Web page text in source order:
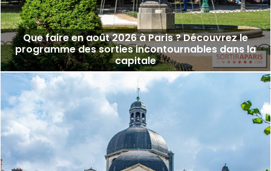
Que faire en août 2026 à Paris ? Découvrez le
programme des sorties incontournables dans la
capitale